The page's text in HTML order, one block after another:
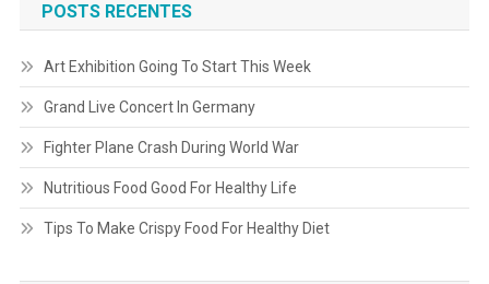
POSTS RECENTES
Art Exhibition Going To Start This Week
Grand Live Concert In Germany
Fighter Plane Crash During World War
Nutritious Food Good For Healthy Life
Tips To Make Crispy Food For Healthy Diet